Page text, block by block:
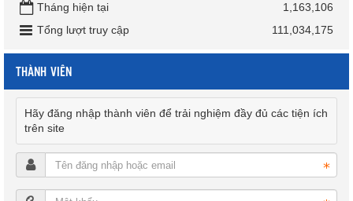
Tháng hiện tại
1,163,106
Tổng lượt truy cập
111,034,175
THÀNH VIÊN
Hãy đăng nhập thành viên để trải nghiệm đầy đủ các tiện ích
trên site